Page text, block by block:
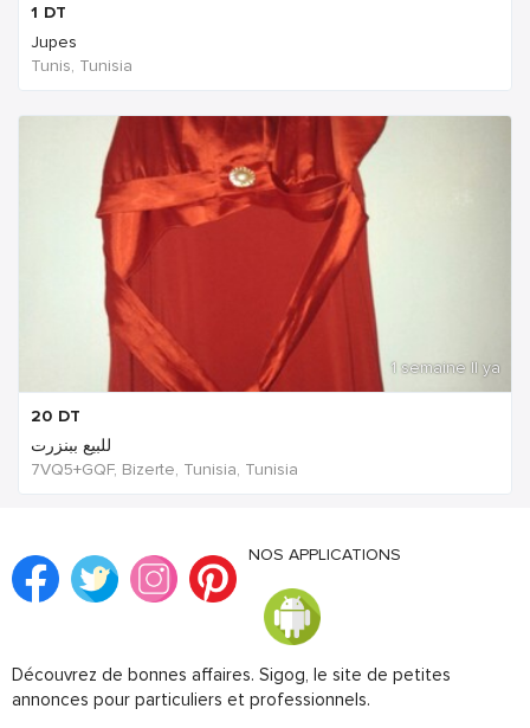
1 DT
Jupes
Tunis, Tunisia
1 semaine Il ya
20 DT
للبيع ببنزرت
7VQ5+GQF, Bizerte, Tunisia, Tunisia
NOS APPLICATIONS
Découvrez de bonnes affaires. Sigog, le site de petites
annonces pour particuliers et professionnels.